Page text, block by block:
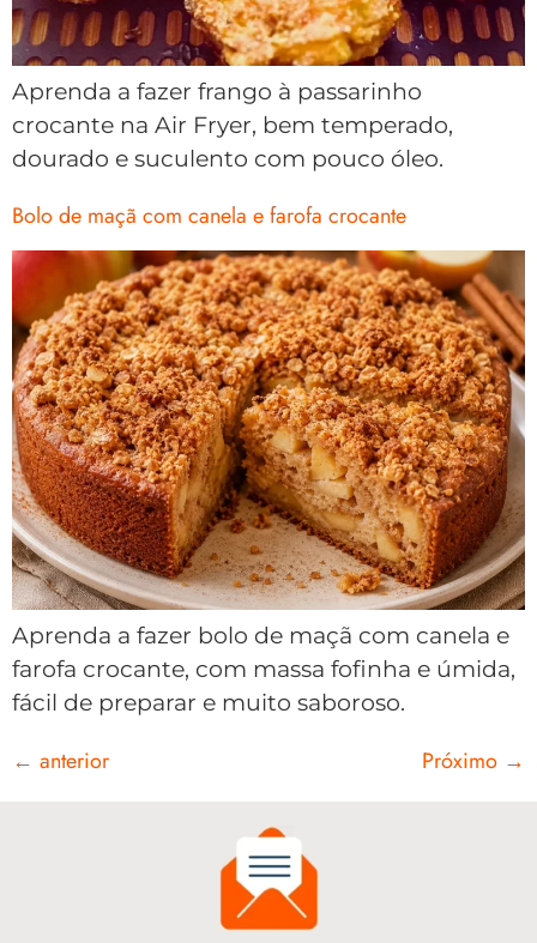
Aprenda a fazer frango à passarinho
crocante na Air Fryer, bem temperado,
dourado e suculento com pouco óleo.
Bolo de maçã com canela e farofa crocante
Aprenda a fazer bolo de maçã com canela e
farofa crocante, com massa fofinha e úmida,
fácil de preparar e muito saboroso.
← anterior Próximo →